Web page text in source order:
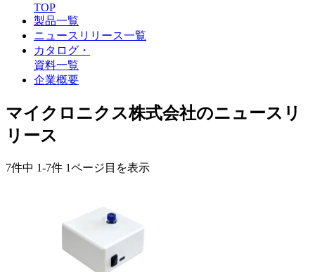
TOP
製品一覧
ニュースリリース一覧
カタログ・
資料一覧
企業概要
マイクロニクス株式会社のニュースリ
リース
7件中 1-7件 1ページ目を表示